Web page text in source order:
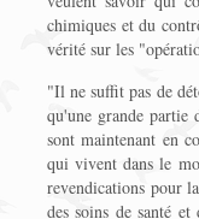
chimiques et du
vérité sur les
"Il ne suffit pas de
qu'une grande partie
sont maintenant en
qui vivent dans le
revendications pour
des soins de santé